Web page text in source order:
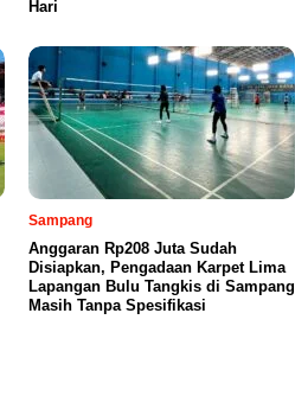
Hari
Sampang
Anggaran Rp208 Juta Sudah
Disiapkan, Pengadaan Karpet Lima
Lapangan Bulu Tangkis di Sampang
Masih Tanpa Spesifikasi